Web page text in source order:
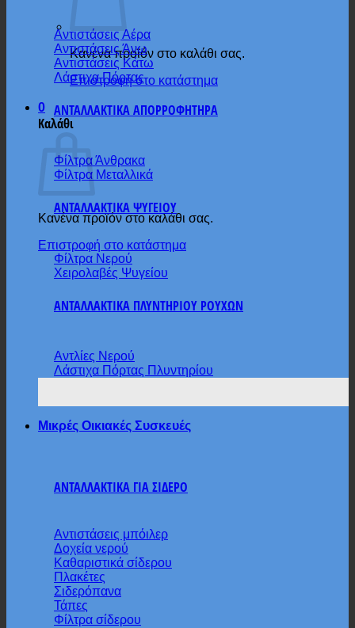
Κανένα προϊόν στο καλάθι σας.
Επιστροφή στο κατάστημα
0
Καλάθι
Κανένα προϊόν στο καλάθι σας.
Επιστροφή στο κατάστημα
Αντιστάσεις Αέρα
Αντιστάσεις Άνω
Αντιστάσεις Κάτω
Λάστιχα Πόρτας
ΑΝΤΑΛΛΑΚΤΙΚΑ ΑΠΟΡΡΟΦΗΤΗΡΑ
Φίλτρα Άνθρακα
Φίλτρα Μεταλλικά
ΑΝΤΑΛΛΑΚΤΙΚΑ ΨΥΓΕΙΟΥ
Φίλτρα Νερού
Χειρολαβές Ψυγείου
ΑΝΤΑΛΛΑΚΤΙΚΑ ΠΛΥΝΤΗΡΙΟΥ ΡΟΥΧΩΝ
Αντλίες Νερού
Λάστιχα Πόρτας Πλυντηρίου
Μικρές Οικιακές Συσκευές
ΑΝΤΑΛΛΑΚΤΙΚΑ ΓΙΑ ΣΙΔΕΡΟ
Αντιστάσεις μπόιλερ
Δοχεία νερού
Καθαριστικά σίδερου
Πλακέτες
Σιδερόπανα
Τάπες
Φίλτρα σίδερου